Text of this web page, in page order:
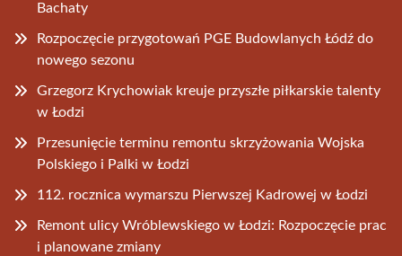
Bachaty
Rozpoczęcie przygotowań PGE Budowlanych Łódź do
nowego sezonu
Grzegorz Krychowiak kreuje przyszłe piłkarskie talenty
w Łodzi
Przesunięcie terminu remontu skrzyżowania Wojska
Polskiego i Palki w Łodzi
112. rocznica wymarszu Pierwszej Kadrowej w Łodzi
Remont ulicy Wróblewskiego w Łodzi: Rozpoczęcie prac
i planowane zmiany